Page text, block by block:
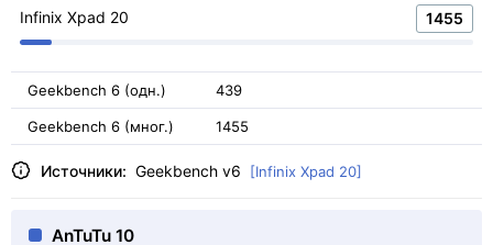
Infinix Xpad 20 1455
Geekbench 6 (одн.) 439
Geekbench 6 (мног.) 1455
Источники: Geekbench v6 [Infinix Xpad 20]
AnTuTu 10